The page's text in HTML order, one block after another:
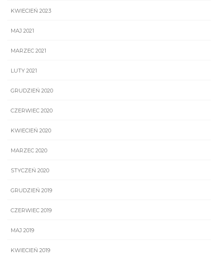
KWIECIEŃ 2023
MAJ 2021
MARZEC 2021
LUTY 2021
GRUDZIEŃ 2020
CZERWIEC 2020
KWIECIEŃ 2020
MARZEC 2020
STYCZEŃ 2020
GRUDZIEŃ 2019
CZERWIEC 2019
MAJ 2019
KWIECIEŃ 2019